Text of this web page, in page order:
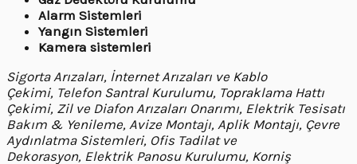
Alarm Sistemleri
Yangın Sistemleri
Kamera sistemleri
Sigorta Arızaları, İnternet Arızaları ve Kablo
Çekimi, Telefon Santral Kurulumu, Topraklama Hattı
Çekimi, Zil ve Diafon Arızaları Onarımı, Elektrik Tesisatı
Bakım & Yenileme, Avize Montajı, Aplik Montajı, Çevre
Aydınlatma Sistemleri, Ofis Tadilat ve
Dekorasyon, Elektrik Panosu Kurulumu, Korniş